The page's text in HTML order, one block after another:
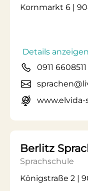
Kornmarkt 6 |
Details anzeigen
0911 6608511
www.elvida-
Berlitz
Sprachschule
Königstraße 2 |